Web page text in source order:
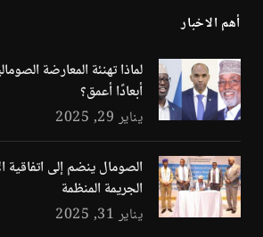
أهم الاخبار
لماذا تهنئة المعارضة
أبعادًا أعمق؟
يناير 29, 2025
الصومال ينضم إلى اتفاقية
الجريمة المنظمة
يناير 31, 2025